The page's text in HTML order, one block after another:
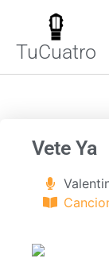
TuCuatro
Vete Ya